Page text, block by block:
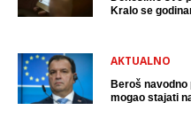
Kralo se
AKTUALNO
Beroš navodno
mogao stajati